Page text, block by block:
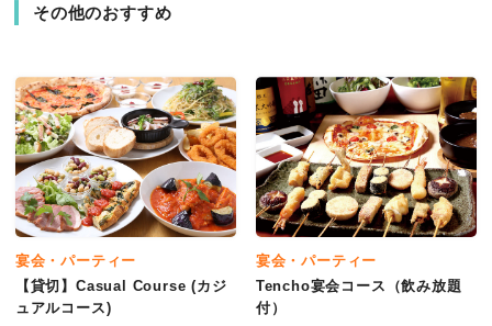
その他のおすすめ
宴会・パーティー
【貸切】Casual Course (カジ
ュアルコース)
宴会・パーティー
Tencho宴会コース（飲み放題
付）